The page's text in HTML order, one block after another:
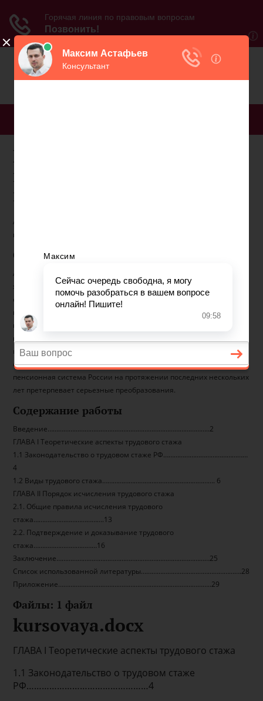
Реферат условия и
порядок назначения
пенсии
Автор работы: Пользователь скрыл имя, 30 Мая 2012 в 10:18,
курсовая работа
Описание работы
Актуальность темы исследования. Переход страны к рыночной
экономике и отказ государства от монополии в экономической
сфере объективно потребовали коренного реформирования
государственной системы социального обеспечения путем
внедрения в нее страховых начал. Прежде всего это касается
пенсионного обеспечения тех, кто занят в общественном
производстве. Внедрение принципов обязательного социального
страхования не может произойти одномоментно, в связи с чем
пенсионная система России на протяжении последних нескольких
лет претерпевает серьезные преобразования.
Содержание работы
Введение………………………………………………………………………………..2
ГЛАВА I Теоретические аспекты трудового стажа
1.1 Законодательство о трудовом стаже РФ…………………………………………
4
1.2 Виды трудового стажа………………………………………………………. 6
ГЛАВА II Порядок исчисления трудового стажа
2.1. Общие правила исчисления трудового
стажа………………………………….13
2.2. Подтверждение и доказывание трудового
стажа………………………………16
Заключение……………………………………………………………………………25
Список использованной литературы…………………..…………………………….28
Приложение…………….……………………………………………………………..29
Файлы: 1 файл
kursovaya.docx
ГЛАВА I Теоретические аспекты трудового стажа
1.1 Законодательство о трудовом стаже
РФ…………………………………………4